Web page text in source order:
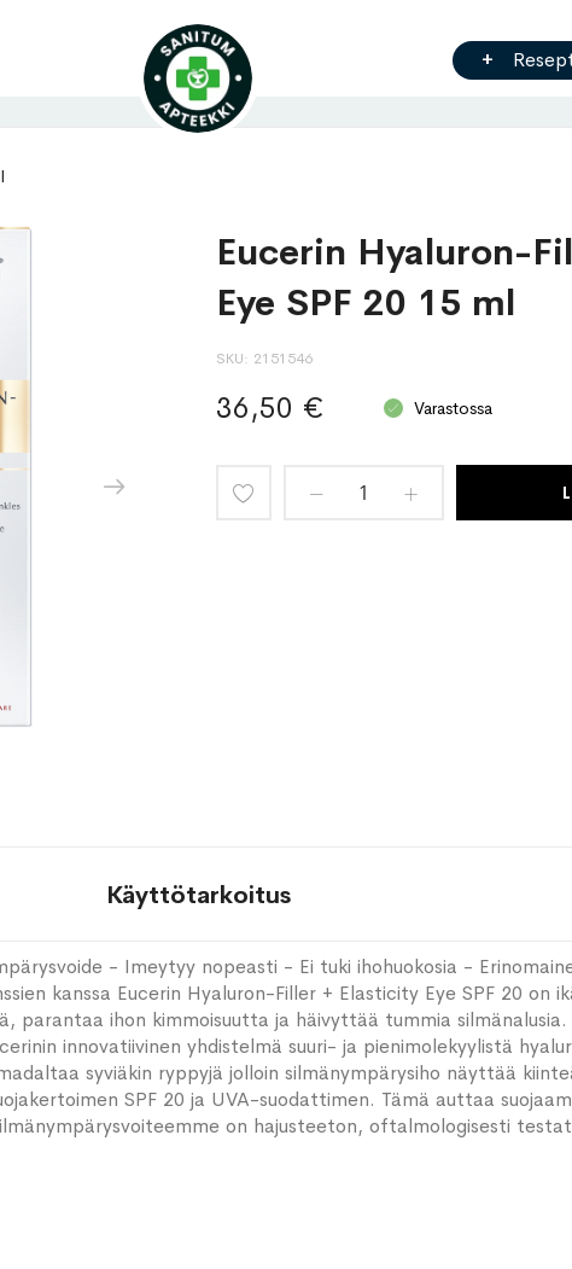
Eucerin Hyaluron-
Eye SPF 20 15 ml
SKU 2151546
36,50 € Varastossa
Käyttötarkoitus
- Imeytyy nopeasti - Ei tuki ihohuokosia -
kanssa Eucerin Hyaluron-Filler + Elasticity Eye SPF 20 on
parantaa ihon kimmoisuutta ja häivyttää tummia
innovatiivinen yhdistelmä suuri- ja pienimolekyylistä
syviäkin ryppyjä jolloin silmänympärysiho näyttää
SPF 20 ja UVA-suodattimen. Tämä auttaa
on hajusteeton, oftalmologisesti